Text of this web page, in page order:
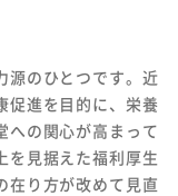
源のひとつです。近
促進を目的に、栄養
への関心が高まって
を見据えた福利厚生
在り方が改めて見直